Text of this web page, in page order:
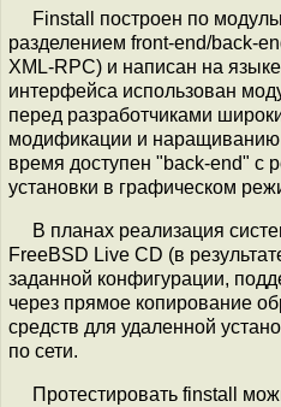
Finstall построен по
разделением front-end/back-
XML-RPC) и написан на
интерфейса использован
перед разработчиками
модификации и
время доступен "back-end" с
установки в графическом
В планах реализация
FreeBSD Live CD (в
заданной конфигурации,
через прямое копирование
средств для удаленной
по сети.
Протестировать finstall